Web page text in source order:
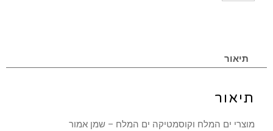
תיאור
תיאור
מוצרי ים המלח וקוסמטיקה ים המלח – שמן אמור